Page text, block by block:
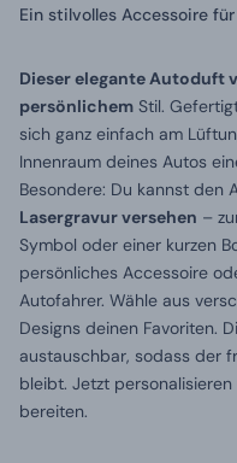
Ein stilvolles Accessoire
Dieser elegante
persönlichem Stil.
sich ganz einfach am
Innenraum deines Autos
Besondere: Du kannst den
Lasergravur versehen –
Symbol oder einer kurzen
persönliches Accessoire
Autofahrer. Wähle aus
Designs deinen Favoriten.
austauschbar, sodass der
bleibt. Jetzt
bereiten.